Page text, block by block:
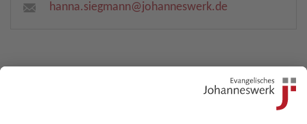
hanna.siegmann​@johanneswerk.de